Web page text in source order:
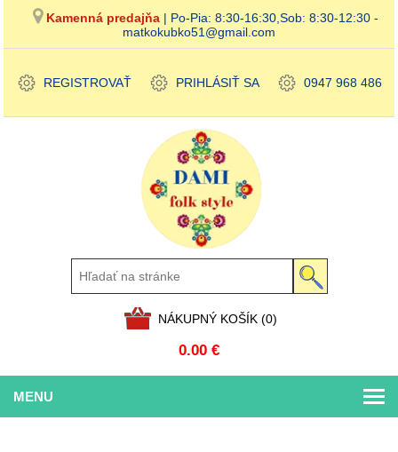
Kamenná predajňa | Po-Pia: 8:30-16:30,Sob: 8:30-12:30 -
matkokubko51@gmail.com
REGISTROVAŤ PRIHLÁSIŤ SA 0947 968 486
NÁKUPNÝ KOŠÍK (0)
0.00 €
MENU